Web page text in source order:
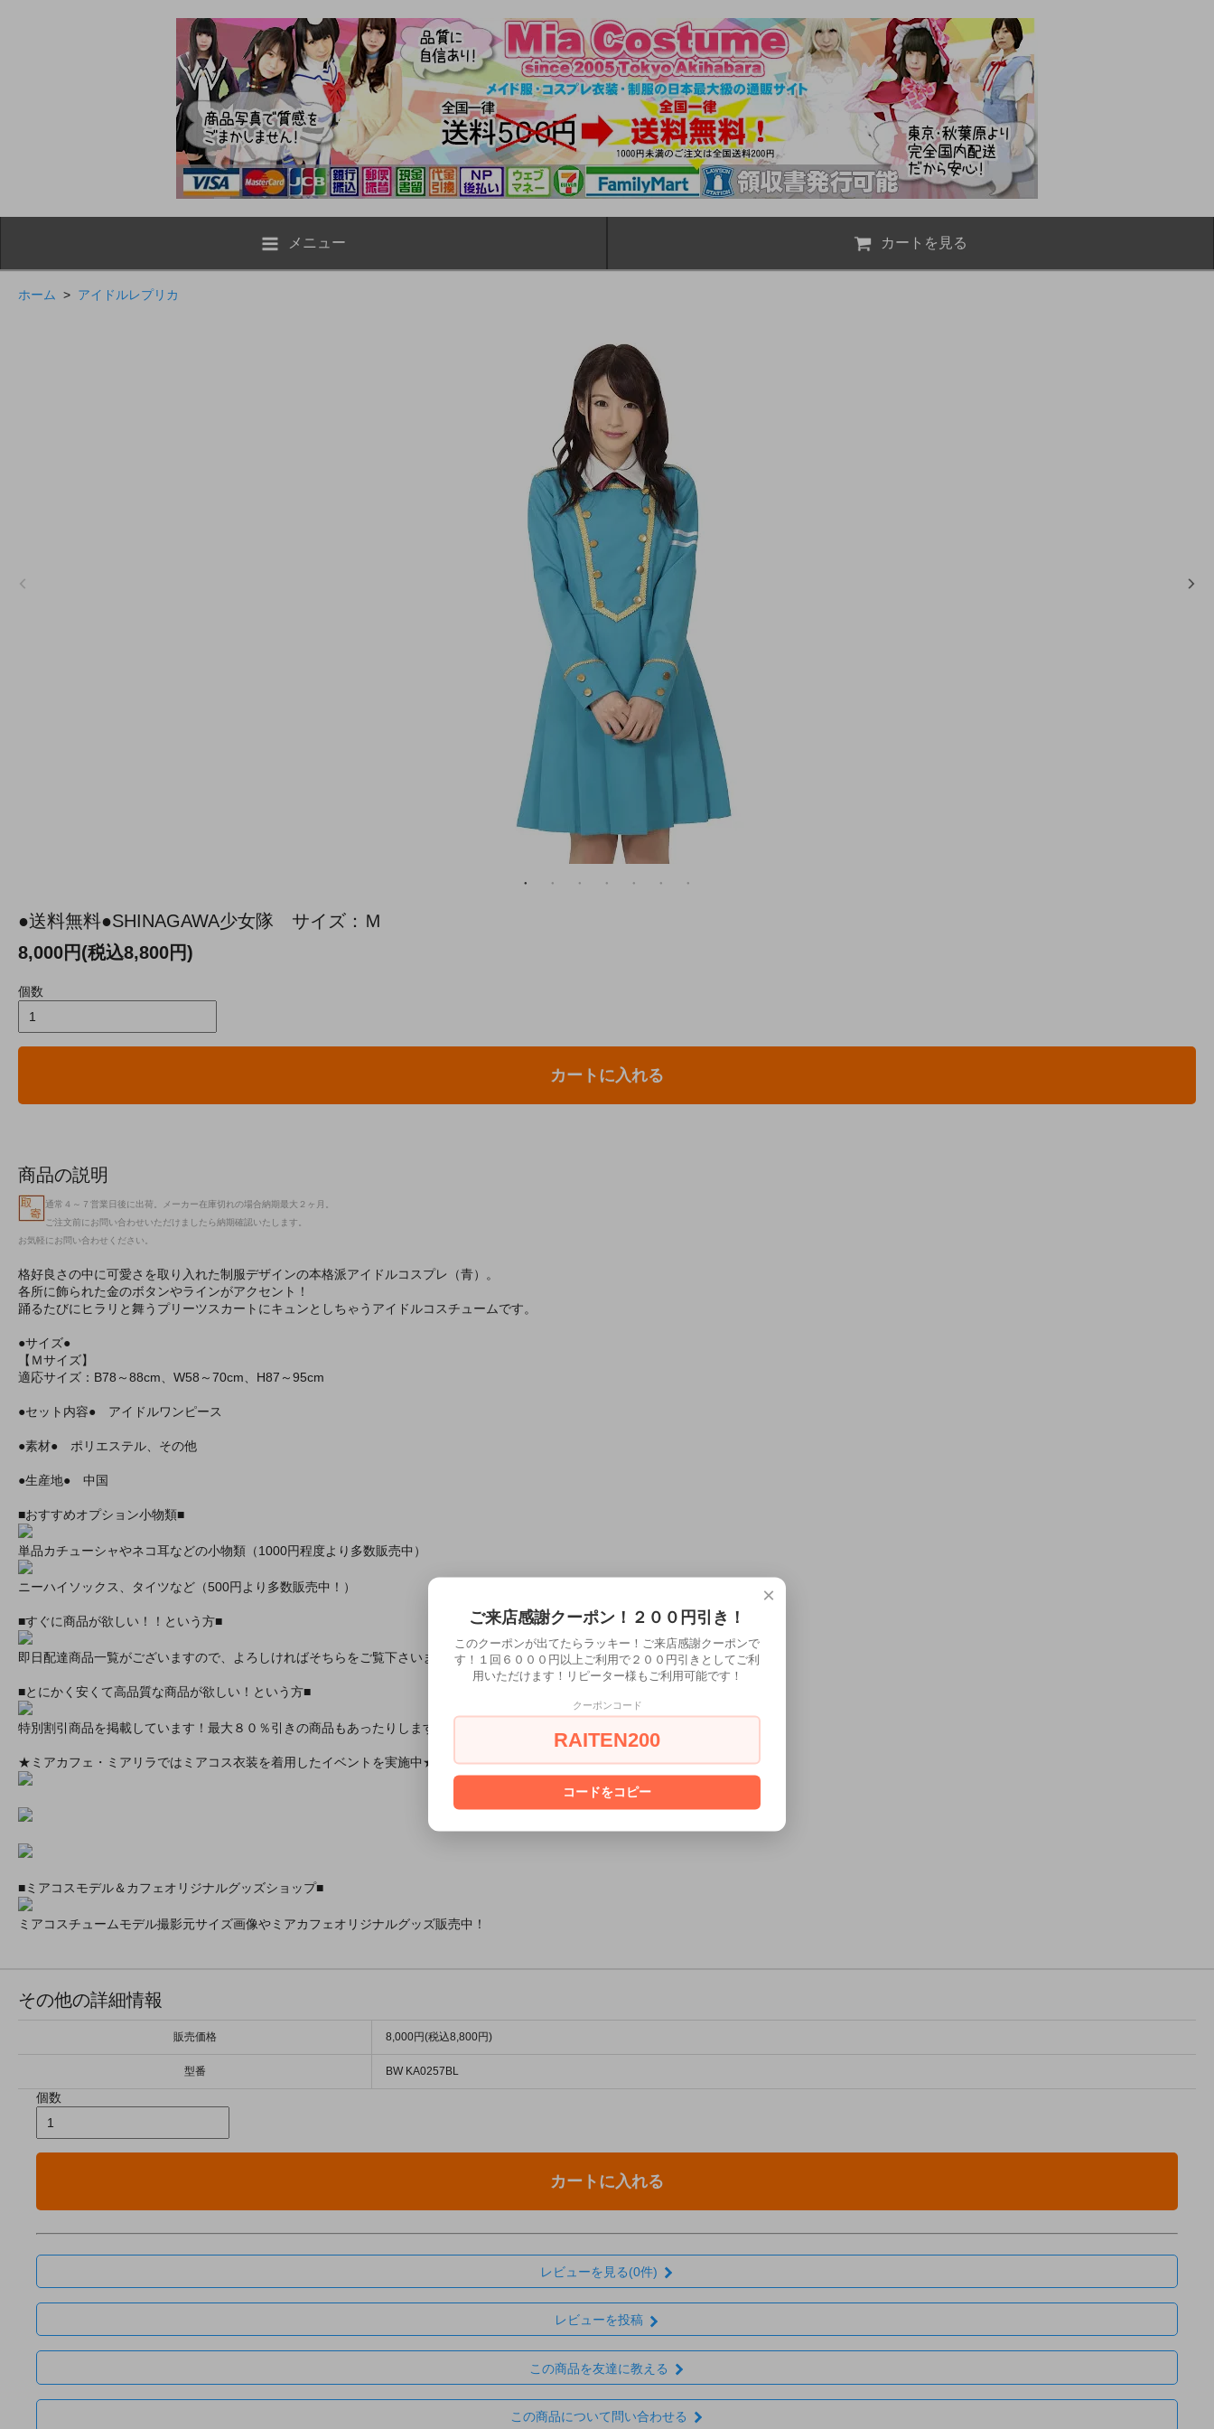
メニュー カートを見る
ホーム > アイドルレプリカ
●送料無料●SHINAGAWA少女隊 サイズ：Ｍ
8,000円(税込8,800円)
個数
カートに入れる
商品の説明
通常４～７営業日後に出荷。メーカー在庫切れの場合納期最大２ヶ月。
ご注文前にお問い合わせいただけましたら納期確認いたします。
お気軽にお問い合わせください。
格好良さの中に可愛さを取り入れた制服デザインの本格派アイドルコスプレ（青）。
各所に飾られた金のボタンやラインがアクセント！
踊るたびにヒラリと舞うプリーツスカートにキュンとしちゃうアイドルコスチュームです。
●サイズ●
【Ｍサイズ】
適応サイズ：B78～88cm、W58～70cm、H87～95cm
●セット内容● アイドルワンピース
●素材● ポリエステル、その他
●生産地● 中国
■おすすめオプション小物類■
単品カチューシャやネコ耳などの小物類（1000円程度より多数販売中）
ニーハイソックス、タイツなど（500円より多数販売中！）
■すぐに商品が欲しい！！という方■
即日配達商品一覧がございますので、よろしければそちらをご覧下さいませ。
■とにかく安くて高品質な商品が欲しい！という方■
特別割引商品を掲載しています！最大８０％引きの商品もあったりします！
★ミアカフェ・ミアリラではミアコス衣装を着用したイベントを実施中★
■ミアコスモデル＆カフェオリジナルグッズショップ■
ミアコスチュームモデル撮影元サイズ画像やミアカフェオリジナルグッズ販売中！
その他の詳細情報
販売価格 8,000円(税込8,800円)
型番 BW KA0257BL
個数
カートに入れる
レビューを見る(0件)
レビューを投稿
この商品を友達に教える
この商品について問い合わせる
×
ご来店感謝クーポン！２００円引き！
このクーポンが出てたらラッキー！ご来店感謝クーポンで
す！１回６０００円以上ご利用で２００円引きとしてご利
用いただけます！リピーター様もご利用可能です！
クーポンコード
RAITEN200
コードをコピー